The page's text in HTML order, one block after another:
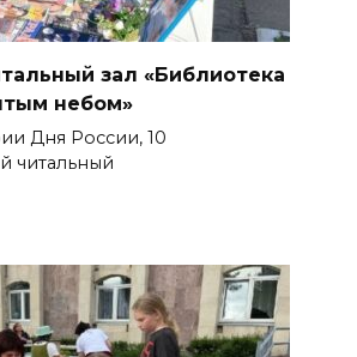
зал «Библиотека
небом»
Дня России, 10
читальный